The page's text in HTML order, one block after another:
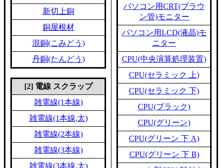
新切上銅
銅屋根材
混銅(こみどう)
丹銅(たんどう)
[2] 電線 スクラップ
雑電線(1本線)
雑電線(1本線,太)
雑電線(2本線)
雑電線(3本線)
雑電線(3本線,太)
パソコン用CRT(ブラウ
ン管)モニター
パソコン用LCD(液晶)モ
ニター
CPU(中央演算処理装置)
CPU(セラミック 上)
CPU(セラミック 下)
CPU(ブラック)
CPU(グリーン)
CPU(グリーン 下 A)
CPU(グリーン 下 B)